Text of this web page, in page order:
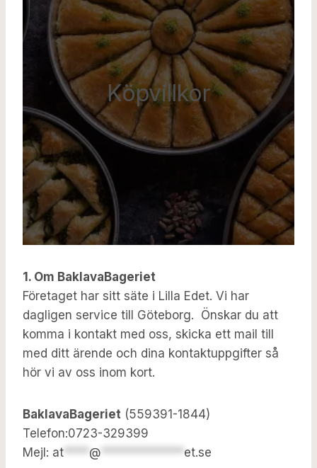
Köpvillkor
1. Om BaklavaBageriet
Företaget har sitt säte i Lilla Edet. Vi har
dagligen service till Göteborg. Önskar du att
komma i kontakt med oss, skicka ett mail till
med ditt ärende och dina kontaktuppgifter så
hör vi av oss inom kort.
BaklavaBageriet (559391-1844)
Telefon:0723-329399
Mejl: at **** @ ************* et.se